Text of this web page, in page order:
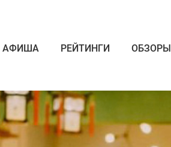
АФИША РЕЙТИНГИ ОБЗОРЫ